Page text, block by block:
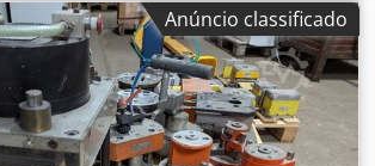
Avanço: 110 mm Dimensões da mesa:
de trabalho: 10 bar Dimensões (C x
1450 mm Peso: aprox. 100 kg Siegfried
Rüschebrinkstr. 151-153 DE -
- Wambel / Alemanha Dwedpfx Aezcpv
Anúncio classificado